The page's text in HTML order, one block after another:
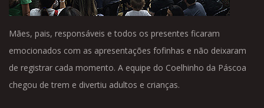
Mães, pais, responsáveis e todos os presentes ficaram
emocionados com as apresentações fofinhas e não deixaram
de registrar cada momento. A equipe do Coelhinho da Páscoa
chegou de trem e divertiu adultos e crianças.